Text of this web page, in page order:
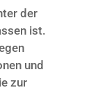
der
ist.
und
zur